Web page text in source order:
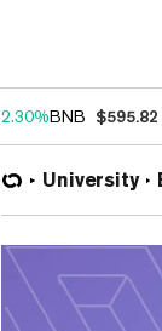
2.30%BNB $595.82
University